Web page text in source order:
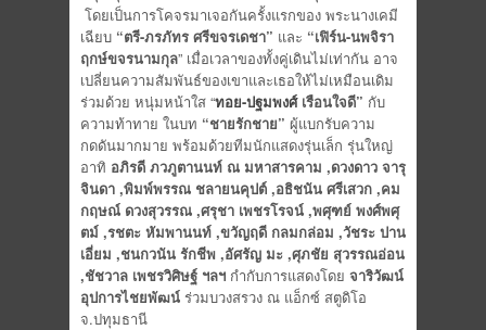
โดยเป็นการโคจรมาเจอกันครั้งแรกของ พระนางเคมี
เฉียบ “ตรี-ภรภัทร ศรีขจรเดชา” และ “เฟิร์น-นพจิรา
ฤกษ์ขจรนามกุล” เมื่อเวลาของทั้งคู่เดินไม่เท่ากัน อาจ
เปลี่ยนความสัมพันธ์ของเขาและเธอให้ไม่เหมือนเดิม
ร่วมด้วย หนุ่มหน้าใส “ทอย-ปฐมพงศ์เรือนใจดี” กับ
ความท้าทาย ในบท “ชายรักชาย” ผู้แบกรับความ
กดดันมากมาย พร้อมด้วยทีมนักแสดงรุ่นเล็ก รุ่นใหญ่
อาทิ อภิรดี ภวภูตานนท์ ณ มหาสารคาม ,ดวงดาว จารุ
จินดา ,พิมพ์พรรณ ชลายนคุปต์ ,อธิชนัน ศรีเสวก ,คม
กฤษณ์ ดวงสุวรรณ ,ศรุชา เพชรโรจน์ ,พศุฑย์ พงศ์พศุ
ตม์ ,รชตะ หัมพานนท์ ,ขวัญฤดี กลมกล่อม ,วัชระ ปาน
เอี่ยม ,ชนกวนัน รักชีพ ,อัศรัญ มะ ,ศุภชัย สุวรรณอ่อน
,ชัชวาล เพชรวิศิษฐ์ ฯลฯ กำกับการแสดงโดย จาริวัฒน์
อุปการไชยพัฒน์ ร่วมบวงสรวง ณ แอ็กซ์ สตูดิโอ
จ.ปทุมธานี